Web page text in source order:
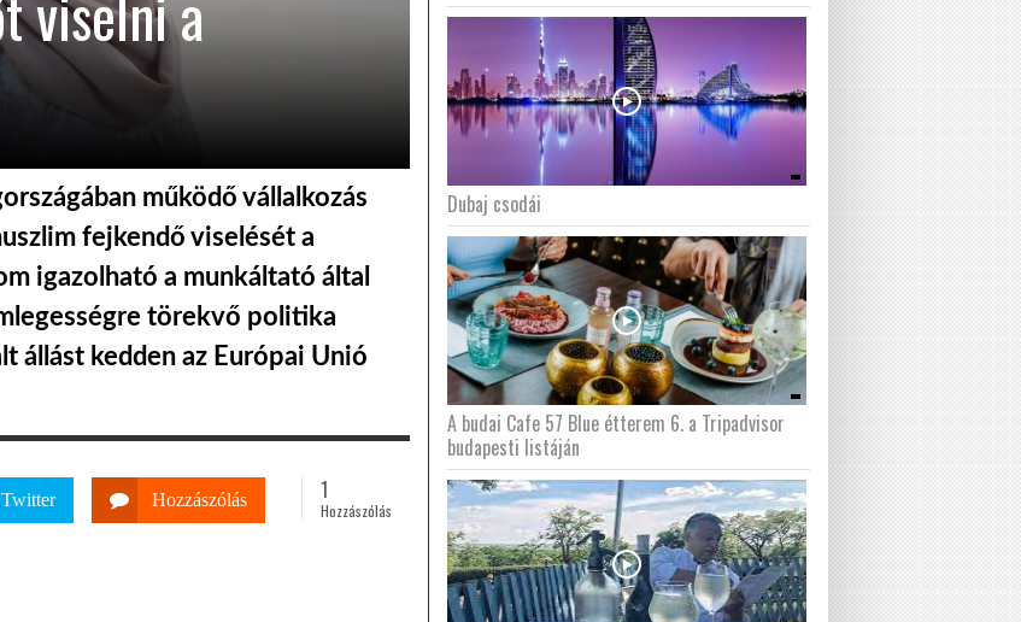
működő vállalkozás
fejkendő viselését a
igazolható a munkáltató által
törekvő politika
állást kedden az Európai Unió
Twitter Hozzászólás 1
Hozzászólás
Dubaj csodái
A budai Cafe 57 Blue étterem 6. a Tripadvisor
budapesti listáján